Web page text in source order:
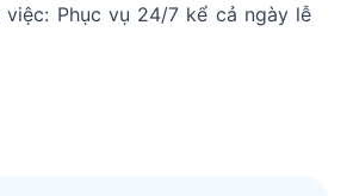
Phục vụ 24/7 kể cả ngày lễ